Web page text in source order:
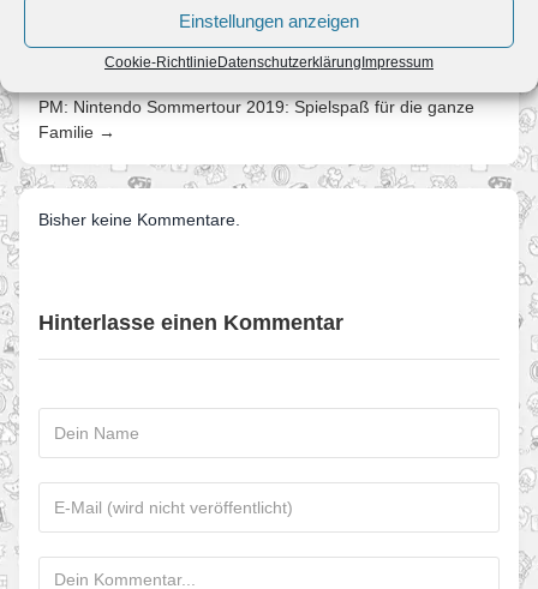
Einstellungen anzeigen
Cookie-Richtlinie Datenschutzerklärung Impressum
PM: Nintendo Sommertour 2019: Spielspaß für die ganze
Familie →
Bisher keine Kommentare.
Hinterlasse einen Kommentar